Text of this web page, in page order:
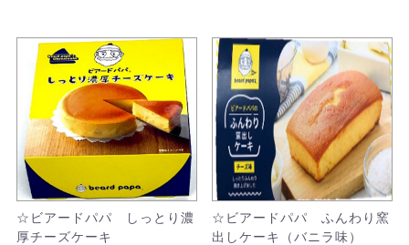
☆ビアードパパ しっとり濃
厚チーズケーキ
☆ビアードパパ ふんわり窯
出しケーキ（バニラ味）